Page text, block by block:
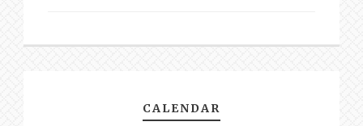
CALENDAR